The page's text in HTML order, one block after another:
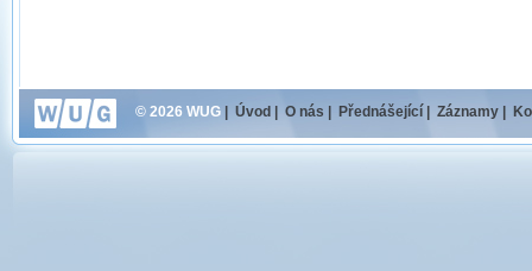
© 2026 WUG Úvod O nás Přednášející Záznamy